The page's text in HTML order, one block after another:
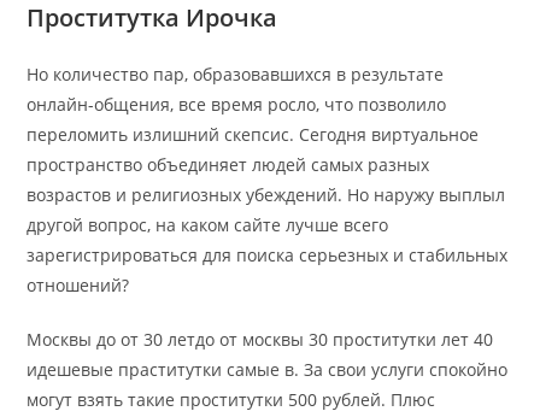
Проститутка Ирочка
Но количество пар, образовавшихся в результате
онлайн-общения, все время росло, что позволило
переломить излишний скепсис. Сегодня виртуальное
пространство объединяет людей самых разных
возрастов и религиозных убеждений. Но наружу выплыл
другой вопрос, на каком сайте лучше всего
зарегистрироваться для поиска серьезных и стабильных
отношений?
Москвы до от 30 летдо от москвы 30 проститутки лет 40
идешевые праститутки самые в. За свои услуги спокойно
могут взять такие проститутки 500 рублей. Плюс